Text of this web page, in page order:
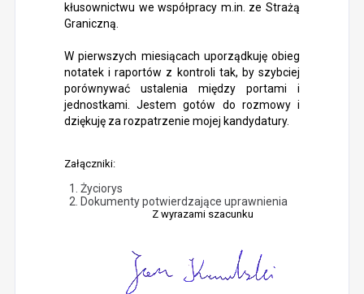
kłusownictwu we współpracy m.in. ze Strażą
Graniczną.
W pierwszych miesiącach uporządkuję obieg
notatek i raportów z kontroli tak, by szybciej
porównywać ustalenia między portami i
jednostkami. Jestem gotów do rozmowy i
dziękuję za rozpatrzenie mojej kandydatury.
Załączniki:
Życiorys
Dokumenty potwierdzające uprawnienia
Z wyrazami szacunku